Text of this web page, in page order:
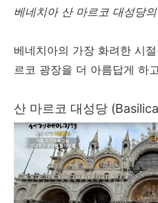
베네치아 산 마르코 대성당
베네치아의 가장 화려한 시
르코 광장을 더 아름답게 하
산 마르코 대성당